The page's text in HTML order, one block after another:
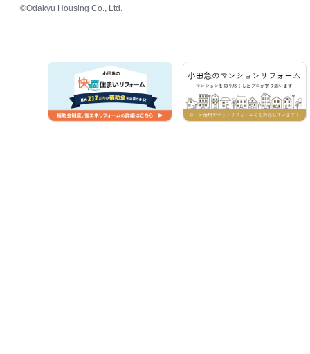
©Odakyu Housing Co., Ltd.